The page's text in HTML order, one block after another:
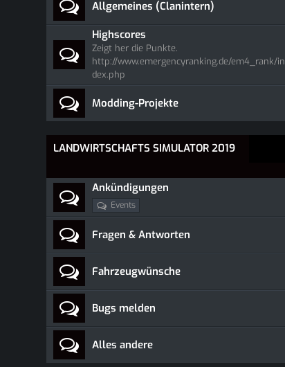
Allgemeines (Clanintern)
Highscores
Zeigt her die Punkte.
http://www.emergencyranking.de/em4_rank/in
dex.php
Modding-Projekte
LANDWIRTSCHAFTS SIMULATOR 2019
Ankündigungen
Events
Fragen & Antworten
Fahrzeugwünsche
Bugs melden
Alles andere